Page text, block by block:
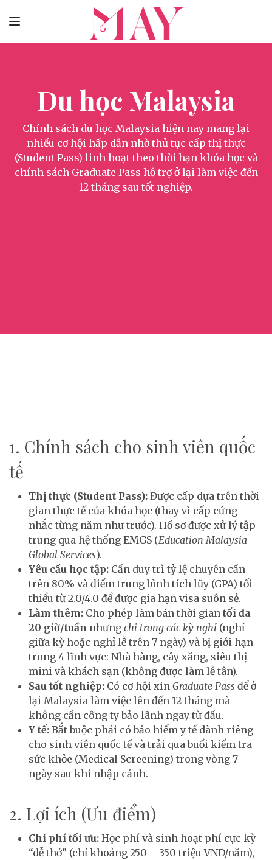
Du học Malaysia
Chính sách du học Malaysia hiện nay mang lại
nhiều cơ hội hấp dẫn nhờ thủ tục cấp thị thực
(Student Pass) linh hoạt theo thời hạn khóa học và
chính sách Graduate Pass hỗ trợ ở lại làm việc đến
12 tháng sau tốt nghiệp.
1. Chính sách cho sinh viên quốc
tế
Thị thực (Student Pass): Được cấp dựa trên thời
gian thực tế của khóa học (thay vì cấp cứng
nhắc từng năm như trước). Hồ sơ được xử lý tập
trung qua hệ thống EMGS (Education Malaysia
Global Services).
Yêu cầu học tập: Cần duy trì tỷ lệ chuyên cần
trên 80% và điểm trung bình tích lũy (GPA) tối
thiểu từ 2.0/4.0 để được gia hạn visa suôn sẻ.
Làm thêm: Cho phép làm bán thời gian tối đa
20 giờ/tuần nhưng chỉ trong các kỳ nghỉ (nghỉ
giữa kỳ hoặc nghỉ lễ trên 7 ngày) và bị giới hạn
trong 4 lĩnh vực: Nhà hàng, cây xăng, siêu thị
mini và khách sạn (không được làm lễ tân).
Sau tốt nghiệp: Có cơ hội xin Graduate Pass để ở
lại Malaysia làm việc lên đến 12 tháng mà
không cần công ty bảo lãnh ngay từ đầu.
Y tế: Bắt buộc phải có bảo hiểm y tế dành riêng
cho sinh viên quốc tế và trải qua buổi kiểm tra
sức khỏe (Medical Screening) trong vòng 7
ngày sau khi nhập cảnh.
2. Lợi ích (Ưu điểm)
Chi phí tối ưu: Học phí và sinh hoạt phí cực kỳ
“dễ thở” (chỉ khoảng 250 – 350 triệu VND/năm),